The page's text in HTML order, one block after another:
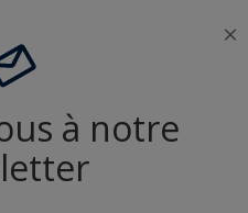
colorés
à notre